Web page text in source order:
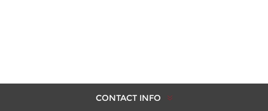
CONTACT INFO